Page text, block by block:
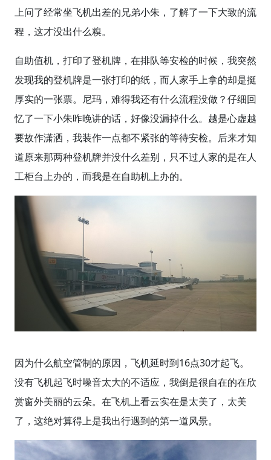
上问了经常坐飞机出差的兄弟小朱，了解了一下大致的流
程，这才没出什么糗。
自助值机，打印了登机牌，在排队等安检的时候，我突然
发现我的登机牌是一张打印的纸，而人家手上拿的却是挺
厚实的一张票。尼玛，难得我还有什么流程没做？仔细回
忆了一下小朱昨晚讲的话，好像没漏掉什么。越是心虚越
要故作潇洒，我装作一点都不紧张的等待安检。后来才知
道原来那两种登机牌并没什么差别，只不过人家的是在人
工柜台上办的，而我是在自助机上办的。
因为什么航空管制的原因，飞机延时到16点30才起飞。
没有飞机起飞时噪音太大的不适应，我倒是很自在的在欣
赏窗外美丽的云朵。在飞机上看云实在是太美了，太美
了，这绝对算得上是我出行遇到的第一道风景。